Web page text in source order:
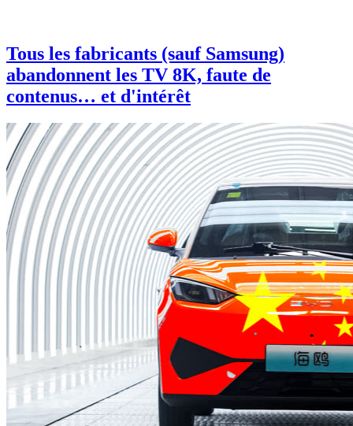
Tous les fabricants (sauf Samsung)
abandonnent les TV 8K, faute de
contenus… et d'intérêt